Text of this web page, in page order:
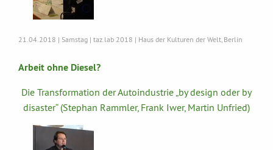
21.04.2018 | Samstag | taz.lab 2018 | Haus der Kulturen der Welt, Berlin
Arbeit ohne Diesel?
Die Transformation der Autoindustrie „by design oder by
disaster“ (Stephan Rammler, Frank Iwer, Martin Unfried)